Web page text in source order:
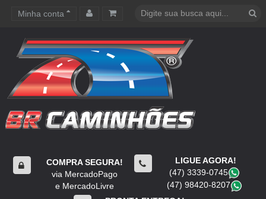
Minha conta
COMPRA SEGURA!
via MercadoPago
e MercadoLivre
LIGUE AGORA!
(47) 3339-0745
(47) 98420-8207